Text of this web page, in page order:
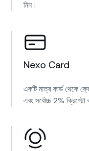
নিন।
Nexo Card
একটি মাত্র কার্ড থেকে
এবং সর্বোচ্চ 2%